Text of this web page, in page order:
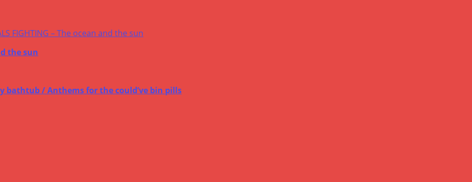
the sun
bathtub / Anthems for the could’ve bin pills